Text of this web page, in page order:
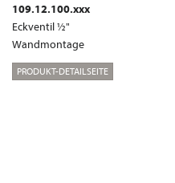
109.12.100.xxx
Eckventil ½"
Wandmontage
PRODUKT-DETAILSEITE